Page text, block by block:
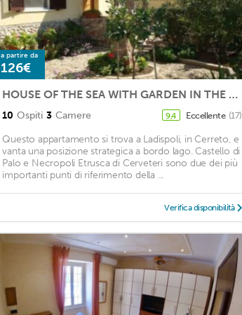
a partire da
126€
HOUSE OF THE SEA WITH GARDEN IN THE AREA OF ROME
10 Ospiti 3 Camere 9,4 Eccellente (17)
Questo appartamento si trova a Ladispoli, in Cerreto, e
vanta una posizione strategica a bordo lago. Castello di
Palo e Necropoli Etrusca di Cerveteri sono due dei più
importanti punti di riferimento della ...
Verifica disponibilità